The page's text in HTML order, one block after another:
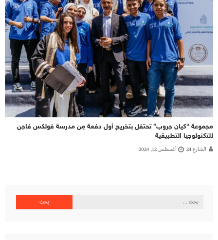
مجموعة “كيان جروب” تحتفل بتخريج أول دفعة مِن مدرسة فولكس فاجن
للتكنولوجيا التطبيقية
الشارع 24 أغسطس 12, 2024
البحث